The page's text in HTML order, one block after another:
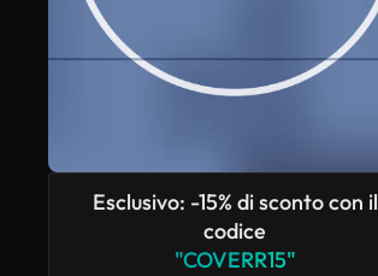
Esclusivo: -15% di sconto con il
codice
"COVERR15"